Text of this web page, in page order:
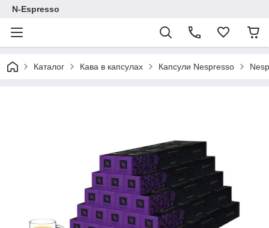
N-Espresso
Каталог Кава в капсулах Капсули Nespresso